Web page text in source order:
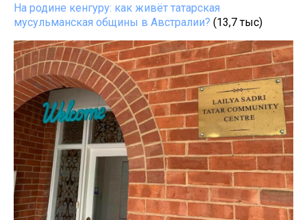
На родине кенгуру: как живёт татарская
мусульманская общины в Австралии? (13,7 тыс)